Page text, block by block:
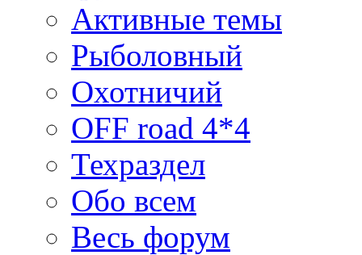
Активные темы
Рыболовный
Охотничий
OFF road 4*4
Техраздел
Обо всем
Весь форум